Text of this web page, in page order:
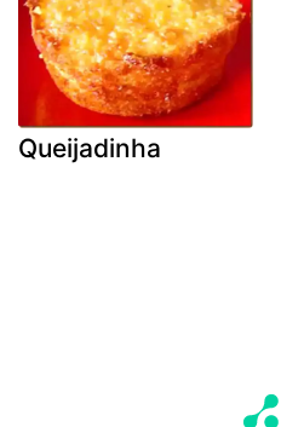
Queijadinha